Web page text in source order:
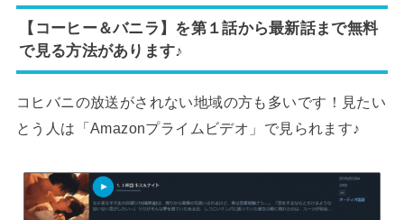
【コーヒー＆バニラ】を第１話から最新話まで無料
で見る方法があります♪
コヒバニの放送がされない地域の方も多いです！見たい
とう人は「Amazonプライムビデオ」で見られます♪